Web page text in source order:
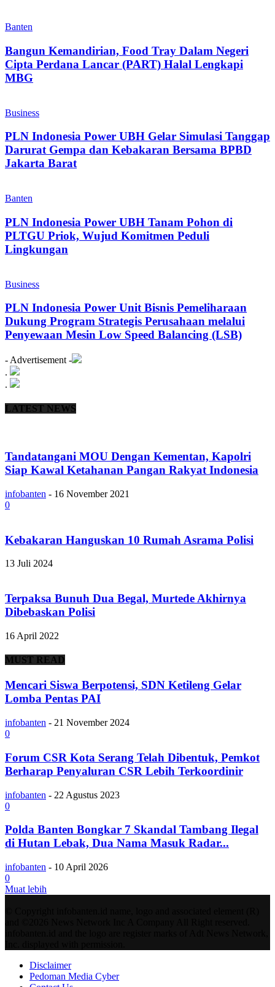
Banten
Bangun Kemandirian, Food Tray Dalam Negeri
Cipta Perdana Lancar (PART) Halal Lengkapi
MBG
Business
PLN Indonesia Power UBH Gelar Simulasi Tanggap
Darurat Gempa dan Kebakaran Bersama BPBD
Jakarta Barat
Banten
PLN Indonesia Power UBH Tanam Pohon di
PLTGU Priok, Wujud Komitmen Peduli
Lingkungan
Business
PLN Indonesia Power Unit Bisnis Pemeliharaan
Dukung Program Strategis Perusahaan melalui
Penyewaan Mesin Low Speed Balancing (LSB)
- Advertisement -
.
.
LATEST NEWS
Tandatangani MOU Dengan Kementan, Kapolri
Siap Kawal Ketahanan Pangan Rakyat Indonesia
infobanten - 16 November 2021
0
Kebakaran Hanguskan 10 Rumah Asrama Polisi
13 Juli 2024
Terpaksa Bunuh Dua Begal, Murtede Akhirnya
Dibebaskan Polisi
16 April 2022
MUST READ
Mencari Siswa Berpotensi, SDN Ketileng Gelar
Lomba Pentas PAI
infobanten - 21 November 2024
0
Forum CSR Kota Serang Telah Dibentuk, Pemkot
Berharap Penyaluran CSR Lebih Terkoordinir
infobanten - 22 Agustus 2023
0
Polda Banten Bongkar 7 Skandal Tambang Ilegal
di Hutan Lebak, Dua Nama Masuk Radar...
infobanten - 10 April 2026
0
Muat lebih
Disclaimer
Pedoman Media Cyber